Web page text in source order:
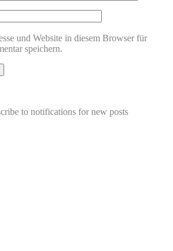
und Website in diesem Browser für
speichern.
to notifications for new posts